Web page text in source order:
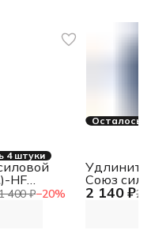
4 штуки
400 ₽−20%
HF
ТРТС
Осталось
2 140 ₽2
Союз
катушке